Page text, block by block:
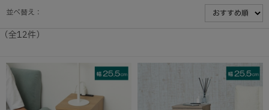
並べ替え：
（全12件）